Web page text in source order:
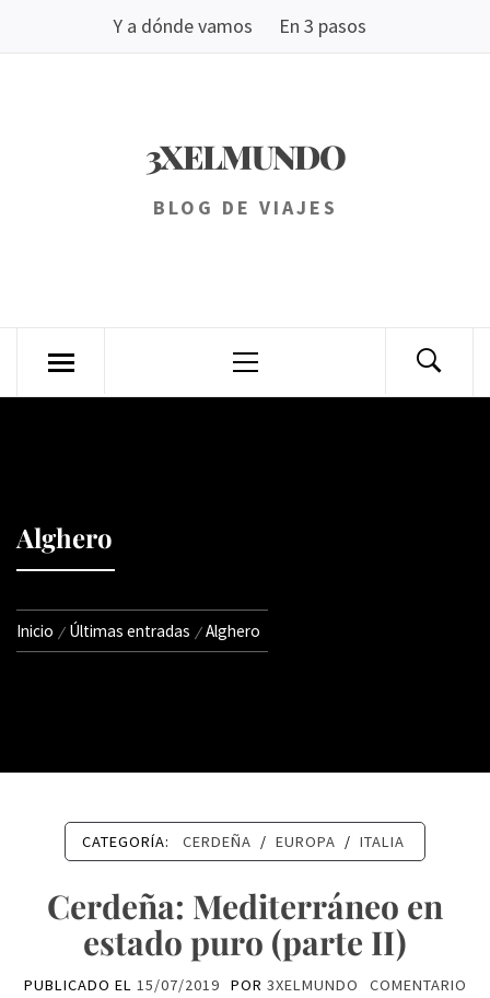
Y a dónde vamos En 3 pasos
3XELMUNDO
BLOG DE VIAJES
principal
Alghero
Inicio Últimas entradas Alghero
CATEGORÍA: CERDEÑA / EUROPA / ITALIA
Cerdeña: Mediterráneo en
estado puro (parte II)
PUBLICADO EL 15/07/2019 POR 3XELMUNDO COMENTARIO